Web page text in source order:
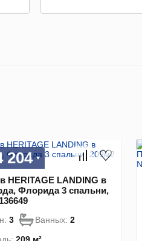
204
HERITAGE LANDING в
Флорида 3 спальни,
3 Ванных: 2
209 м²